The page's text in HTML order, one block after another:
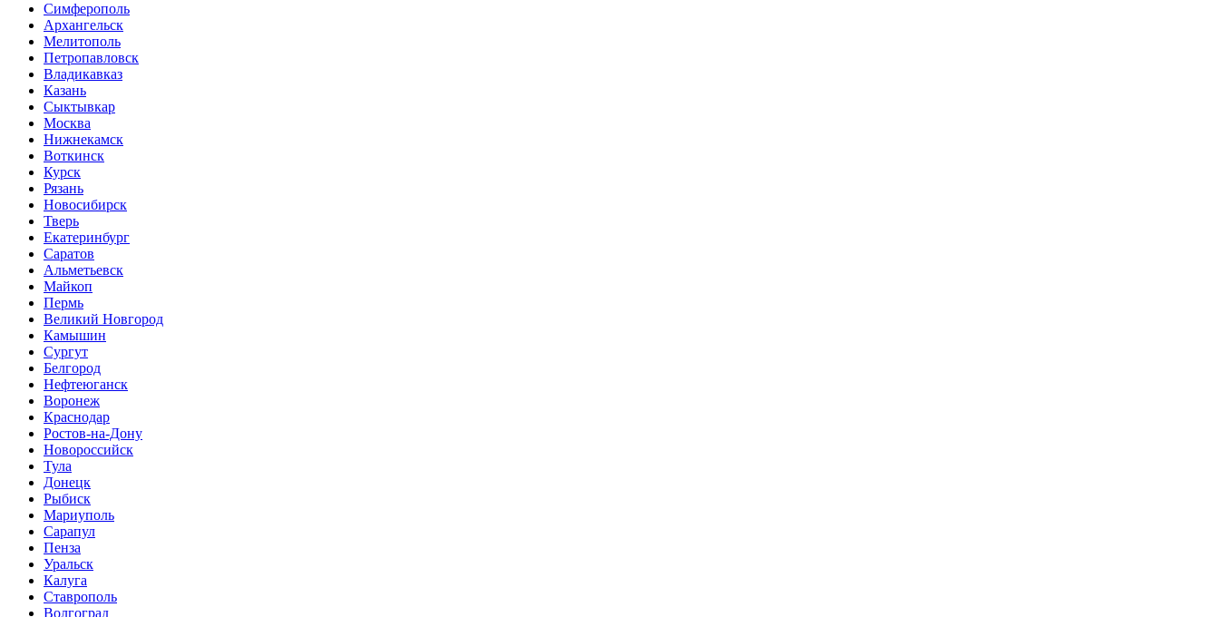
Симферополь
Архангельск
Мелитополь
Петропавловск
Владикавказ
Казань
Сыктывкар
Москва
Нижнекамск
Воткинск
Курск
Рязань
Новосибирск
Тверь
Екатеринбург
Саратов
Альметьевск
Майкоп
Пермь
Великий Новгород
Камышин
Сургут
Белгород
Нефтеюганск
Воронеж
Краснодар
Ростов-на-Дону
Новороссийск
Тула
Донецк
Рыбиск
Мариуполь
Сарапул
Пенза
Уральск
Калуга
Ставрополь
Волгоград